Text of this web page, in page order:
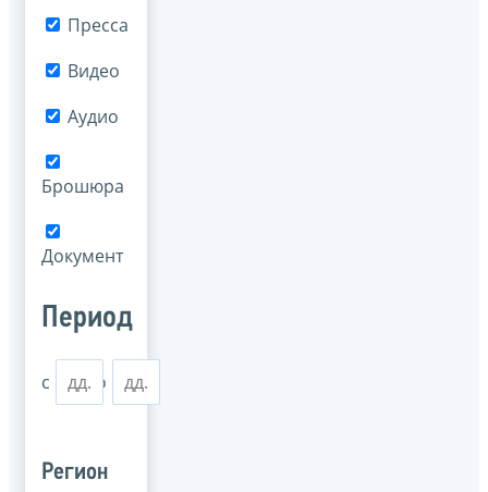
Пресса
Видео
Аудио
Брошюра
Документ
Период
с по
Регион